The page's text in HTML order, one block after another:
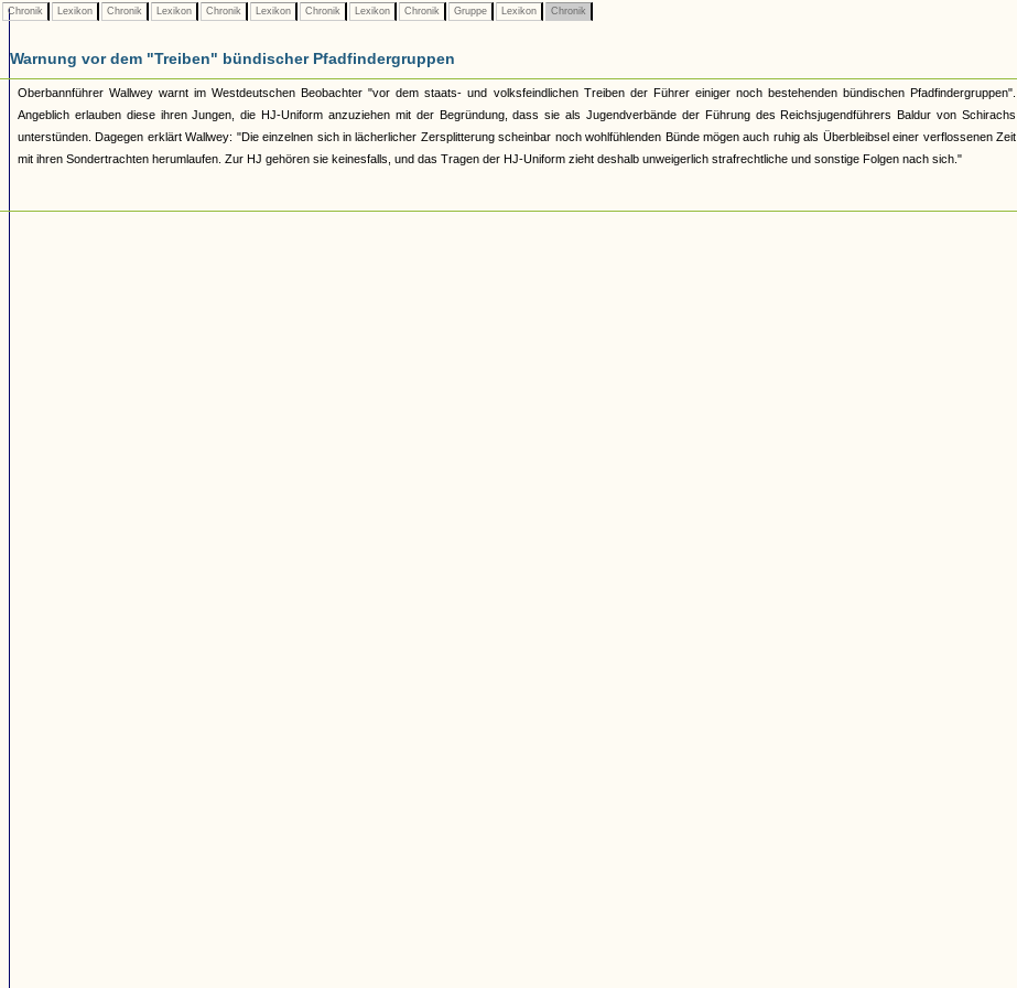
Chronik Lexikon Chronik Lexikon Chronik Lexikon Chronik Lexikon Chronik Gruppe Lexikon Chronik
Warnung vor dem "Treiben" bündischer Pfadfindergruppen
Oberbannführer Wallwey warnt im Westdeutschen Beobachter "vor dem staats- und volksfeindlichen Treiben der Führer einiger noch bestehenden bündischen Pfadfindergruppen".
Angeblich erlauben diese ihren Jungen, die HJ-Uniform anzuziehen mit der Begründung, dass sie als Jugendverbände der Führung des Reichsjugendführers Baldur von Schirachs
unterstünden. Dagegen erklärt Wallwey: "Die einzelnen sich in lächerlicher Zersplitterung scheinbar noch wohlfühlenden Bünde mögen auch ruhig als Überbleibsel einer verflossenen Zeit
mit ihren Sondertrachten herumlaufen. Zur HJ gehören sie keinesfalls, und das Tragen der HJ-Uniform zieht deshalb unweigerlich strafrechtliche und sonstige Folgen nach sich."